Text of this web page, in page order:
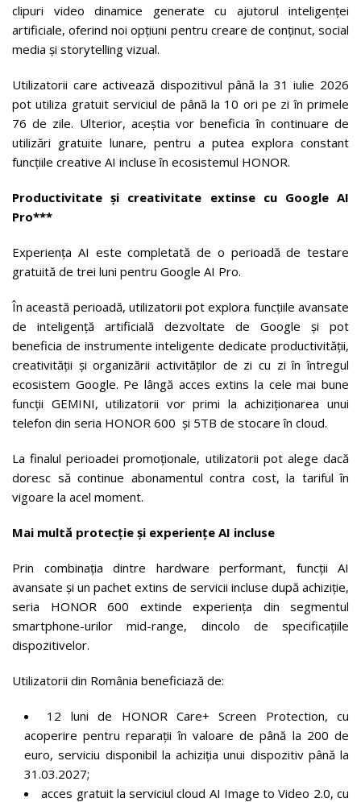
clipuri video dinamice generate cu ajutorul inteligenței
artificiale, oferind noi opțiuni pentru creare de conținut, social
media și storytelling vizual.
Utilizatorii care activează dispozitivul până la 31 iulie 2026
pot utiliza gratuit serviciul de până la 10 ori pe zi în primele
76 de zile. Ulterior, aceștia vor beneficia în continuare de
utilizări gratuite lunare, pentru a putea explora constant
funcțiile creative AI incluse în ecosistemul HONOR.
Productivitate și creativitate extinse cu Google AI
Pro***
Experiența AI este completată de o perioadă de testare
gratuită de trei luni pentru Google AI Pro.
În această perioadă, utilizatorii pot explora funcțiile avansate
de inteligență artificială dezvoltate de Google și pot
beneficia de instrumente inteligente dedicate productivității,
creativității și organizării activităților de zi cu zi în întregul
ecosistem Google. Pe lângă acces extins la cele mai bune
funcții GEMINI, utilizatorii vor primi la achiziționarea unui
telefon din seria HONOR 600 și 5TB de stocare în cloud.
La finalul perioadei promoționale, utilizatorii pot alege dacă
doresc să continue abonamentul contra cost, la tariful în
vigoare la acel moment.
Mai multă protecție și experiențe AI incluse
Prin combinația dintre hardware performant, funcții AI
avansate și un pachet extins de servicii incluse după achiziție,
seria HONOR 600 extinde experiența din segmentul
smartphone-urilor mid-range, dincolo de specificațiile
dispozitivelor.
Utilizatorii din România beneficiază de:
12 luni de HONOR Care+ Screen Protection, cu
acoperire pentru reparații în valoare de până la 200 de
euro, serviciu disponibil la achiziția unui dispozitiv până la
31.03.2027;
acces gratuit la serviciul cloud AI Image to Video 2.0, cu